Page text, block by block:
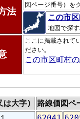
法
図ページ番号）を
この市
地図で探
ここに掲載されて
ださい。
この市区町村
は大字)
路線価図ペ